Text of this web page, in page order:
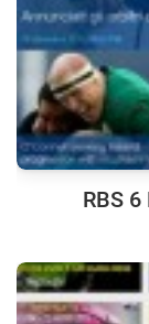
RBS